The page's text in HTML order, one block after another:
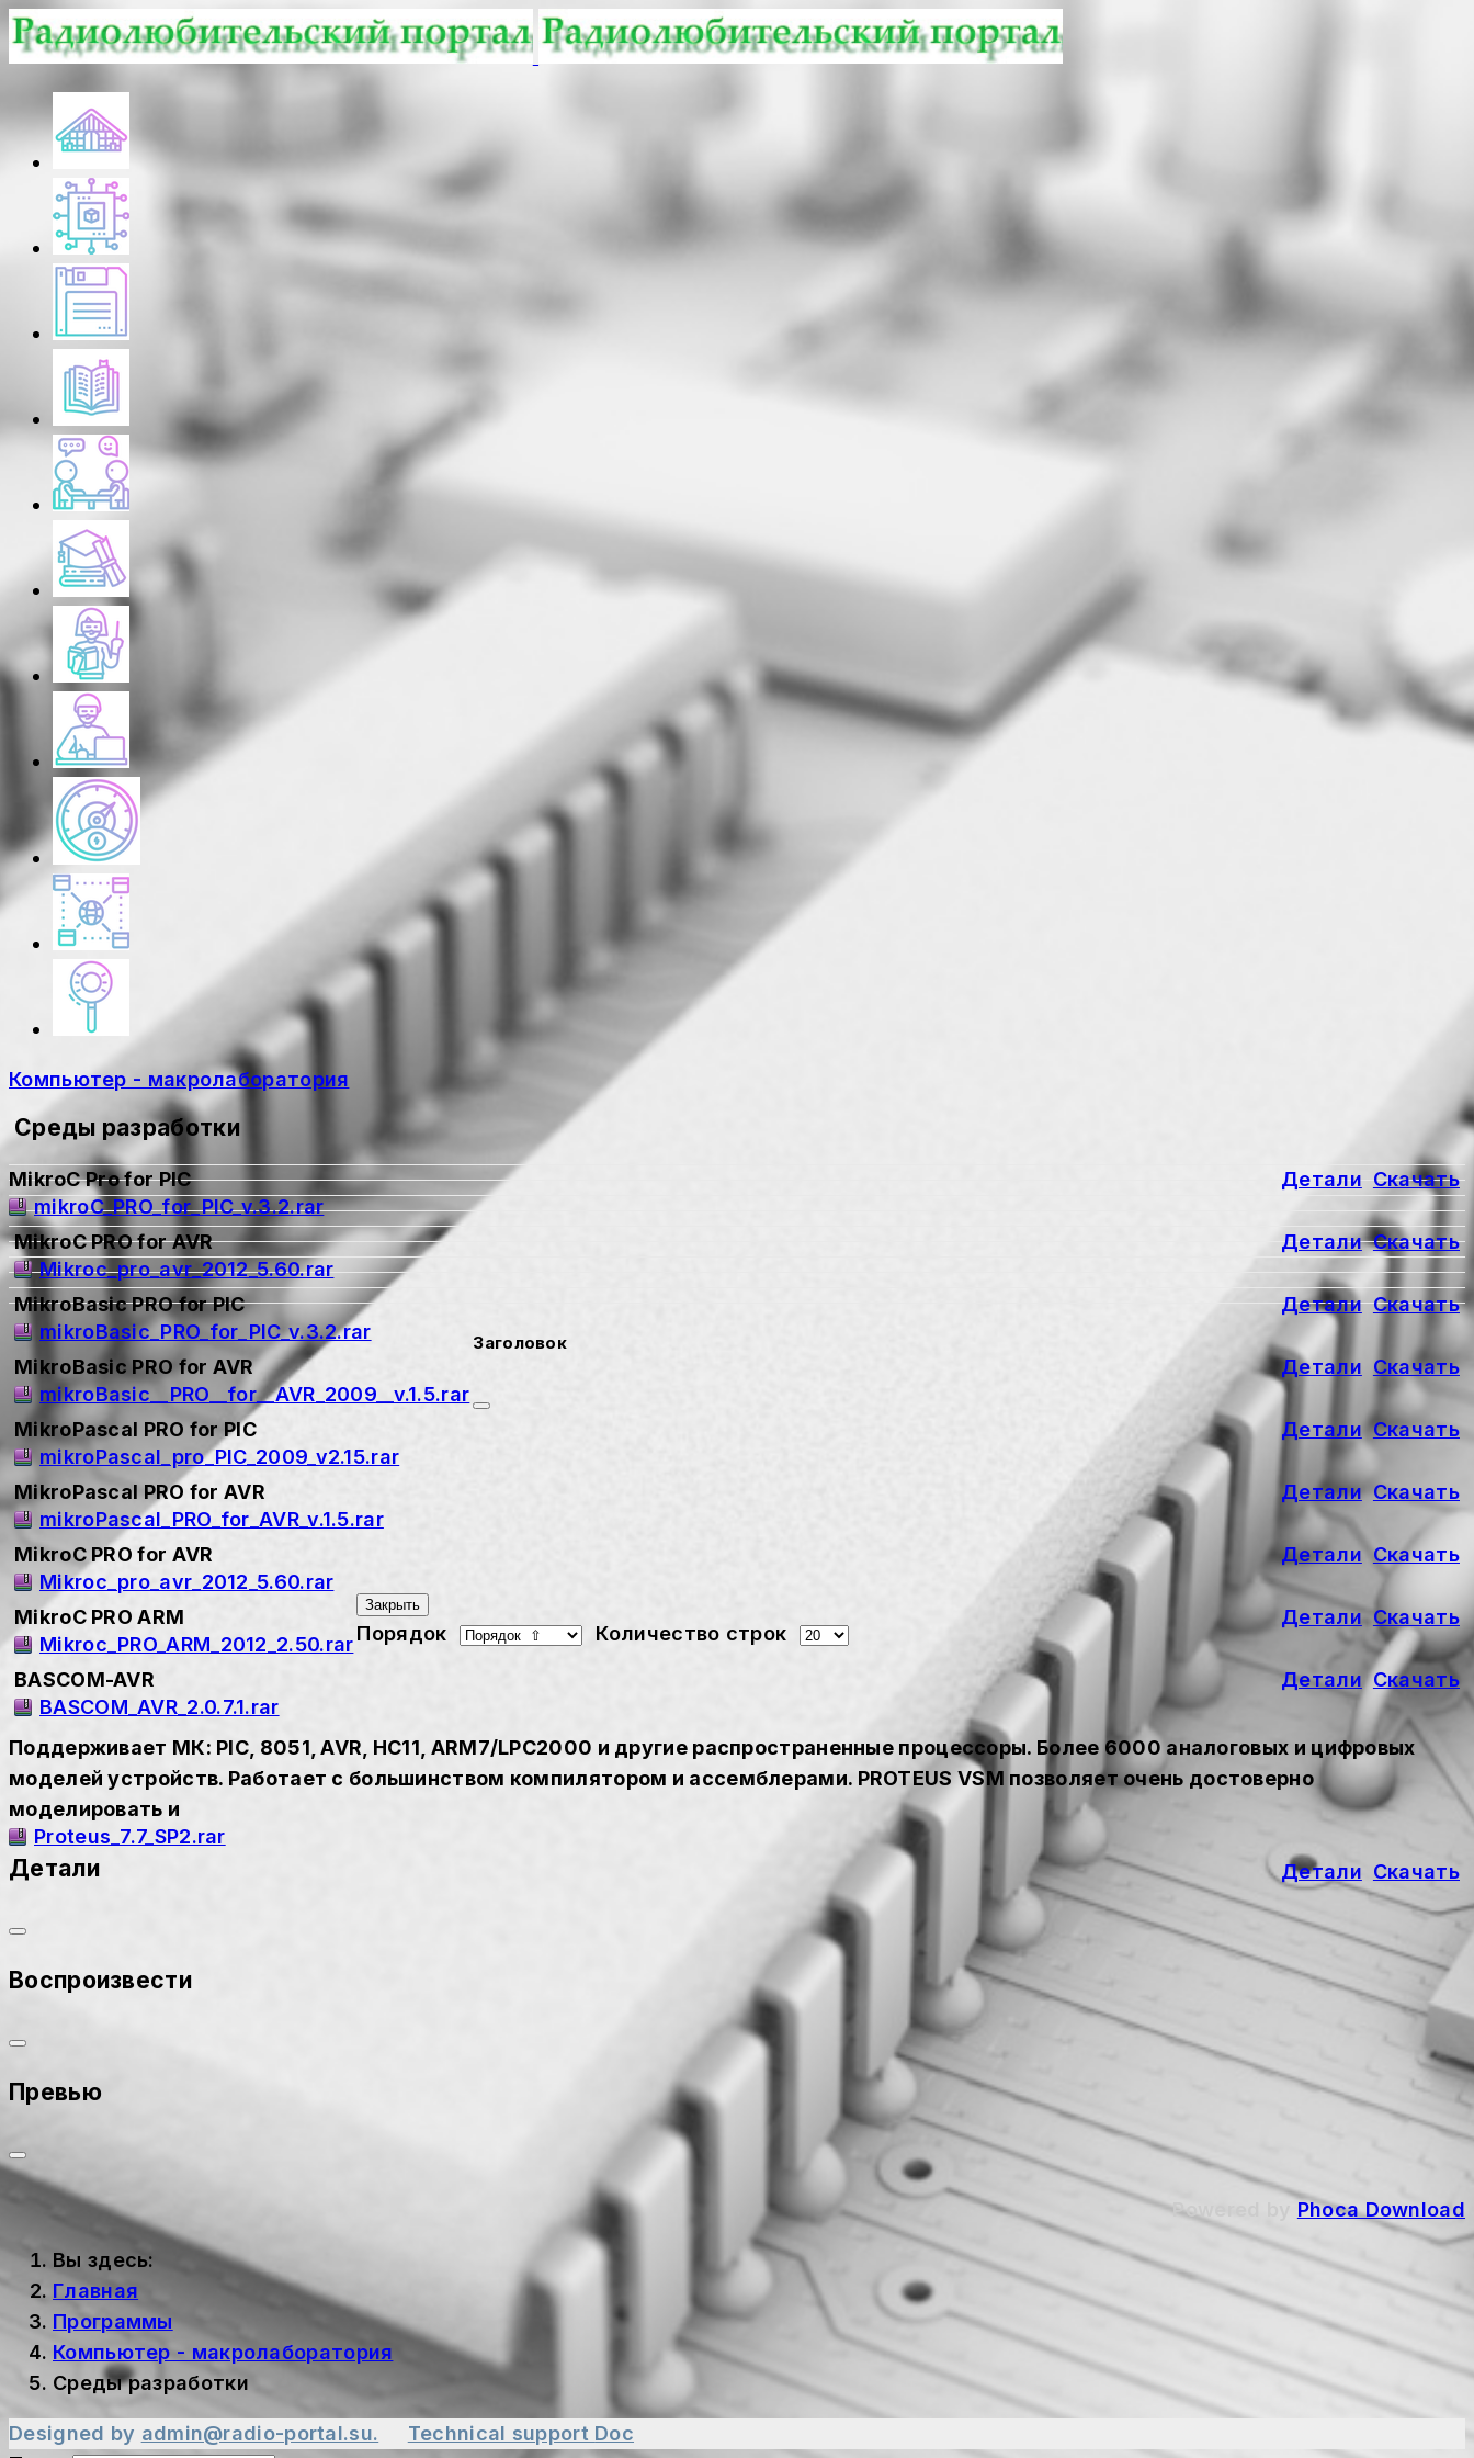
Компьютер - макролаборатория
Среды разработки
MikroC Pro for PIC
mikroC_PRO_for_PIC_v.3.2.rar
Скачать
Детали
MikroC PRO for AVR
Mikroc_pro_avr_2012_5.60.rar
Скачать
Детали
MikroBasic PRO for PIC
mikroBasic_PRO_for_PIC_v.3.2.rar
Скачать
Детали
MikroBasic PRO for AVR
mikroBasic__PRO__for__AVR_2009__v.1.5.rar
Скачать
Детали
MikroPascal PRO for PIC
mikroPascal_pro_PIC_2009_v2.15.rar
Скачать
Детали
MikroPascal PRO for AVR
mikroPascal_PRO_for_AVR_v.1.5.rar
Скачать
Детали
MikroC PRO for AVR
Mikroc_pro_avr_2012_5.60.rar
Скачать
Детали
MikroC PRO ARM
Mikroc_PRO_ARM_2012_2.50.rar
Скачать
Детали
BASCOM-AVR
BASCOM_AVR_2.0.7.1.rar
Скачать
Детали
Поддерживает МК: PIC, 8051, AVR, HC11, ARM7/LPC2000 и другие распространенные процессоры. Более 6000 аналоговых и цифровых
моделей устройств. Работает с большинством компилятором и ассемблерами. PROTEUS VSM позволяет очень достоверно
моделировать и
Proteus_7.7_SP2.rar
Скачать
Детали
Заголовок
Закрыть
Порядок Количество строк
Детали
Воспроизвести
Превью
Powered by Phoca Download
Вы здесь:
Главная
Программы
Компьютер - макролаборатория
Среды разработки
Designed by admin@radio-portal.su. Technical support Doc